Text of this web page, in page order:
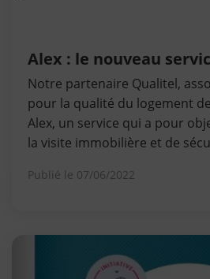
Alex : le nouveau
Notre partenaire Qualitel,
pour la qualité du logement
Alex, un service qui a pour
la visite immobilière et de
Publié le 07/06/2022